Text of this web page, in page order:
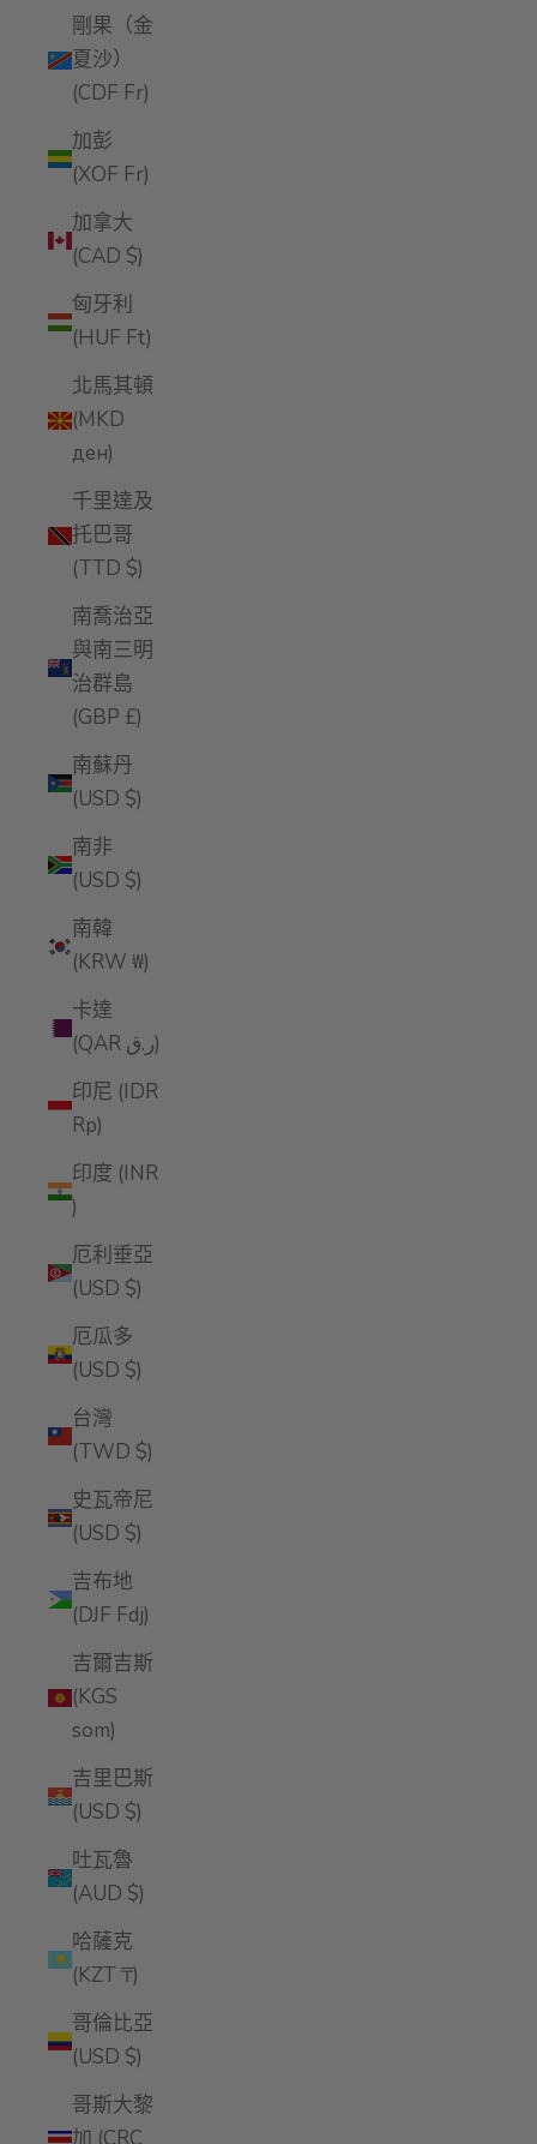
剛果（金
夏沙）
(CDF Fr)
加彭
(XOF Fr)
加拿大
(CAD $)
匈牙利
(HUF Ft)
北馬其頓
(MKD
ден)
千里達及
托巴哥
(TTD $)
南喬治亞
與南三明
治群島
(GBP £)
南蘇丹
(USD $)
南非
(USD $)
南韓
(KRW ₩)
卡達
(QAR ر.ق)
印尼 (IDR
Rp)
印度 (INR
₹)
厄利垂亞
(USD $)
厄瓜多
(USD $)
台灣
(TWD $)
史瓦帝尼
(USD $)
吉布地
(DJF Fdj)
吉爾吉斯
(KGS
som)
吉里巴斯
(USD $)
吐瓦魯
(AUD $)
哈薩克
(KZT ₸)
哥倫比亞
(USD $)
哥斯大黎